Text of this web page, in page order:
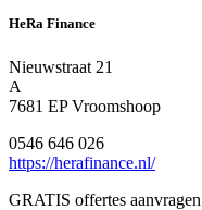
HeRa Finance
Nieuwstraat 21
A
7681 EP Vroomshoop
0546 646 026
https://herafinance.nl/
GRATIS offertes aanvragen